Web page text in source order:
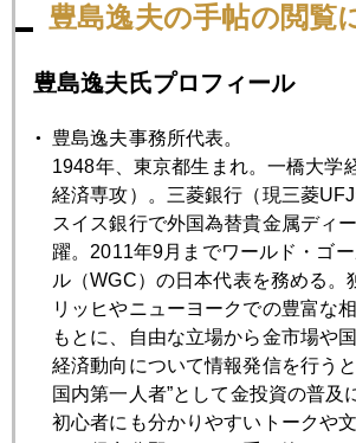
2019年06月28日
2019年06月27日
ＡＩ売買のビットコイン、２０分で１
2019年06月26日
「元気をもらう」の違和感
2019年06月25日
金急騰止まらず、ビットコインと相乗効
豊島逸夫の手帖の閲覧
豊島逸夫氏プロフィール
豊島逸夫事務所代表。
1948年、東京都生まれ。一橋大学
経済専攻）。三菱銀行（現三菱UFJ
スイス銀行で外国為替貴金属ディ
躍。2011年9月までワールド・ゴ
ル（WGC）の日本代表を務める。
リッヒやニューヨークでの豊富な
もとに、自由な立場から金市場や
経済動向について情報発信を行う
国内第一人者”として金投資の普及
初心者にも分かりやすいトークや